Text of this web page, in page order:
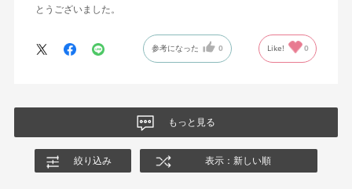
とうございました。
参考になった 0 Like! 0
もっと見る
絞り込み 表示：新しい順